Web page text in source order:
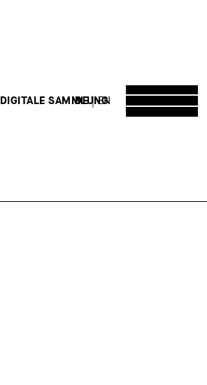
DE EN
DIGITALE SAMMLUNG